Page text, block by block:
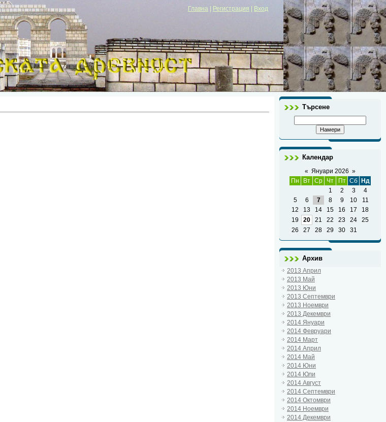
Главна Регистрация Вход
Търсене
Календар
« Януари 2026 »
Пн
Вт Ср Чт Пт Сб
Нд
1
2 3
4
5
6 7 8 9 10
11
12
13 14 15 16 17
18
19
20 21 22 23 24
25
26
27 28 29 30 31
Архив
2013 Април
2013 Май
2013 Юни
2013 Септември
2013 Ноември
2013 Декември
2014 Януари
2014 Февруари
2014 Март
2014 Април
2014 Май
2014 Юни
2014 Юли
2014 Август
2014 Септември
2014 Октомври
2014 Ноември
2014 Декември